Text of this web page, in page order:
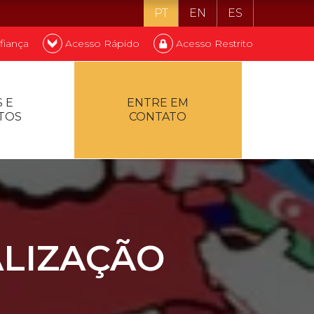
PT EN ES
Acesso Rápido Acesso Restrito
E
ENTRE EM
CONTATO